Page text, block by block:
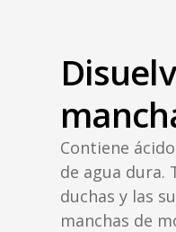
Contiene
de agua dura.
duchas y las
manchas de